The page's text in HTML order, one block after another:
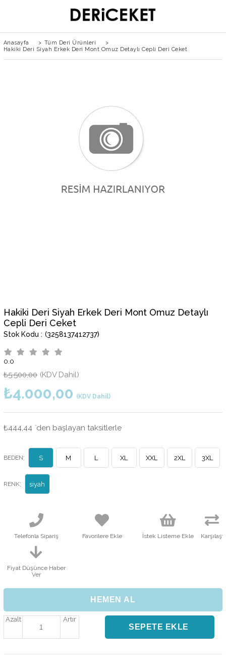
Anasayfa > Tüm Deri Ürünleri
>
Hakiki Deri Siyah Erkek Deri Mont Omuz Detaylı Cepli Deri Ceket
Hakiki Deri Siyah Erkek Deri Mont Omuz Detaylı
Cepli Deri Ceket
(3258137412737)
0.0
₺5.500,00 (KDV Dahil)
₺4.000,00 (KDV Dahil)
₺444,44 `den başlayan taksitlerle
BEDEN: S M L XL XXL 2XL 3XL
RENK: siyah
Telefonla Sipariş Favorilere Ekle İstek Listeme Ekle
Fiyat Düşünce Haber
Ver
Artır
Azalt